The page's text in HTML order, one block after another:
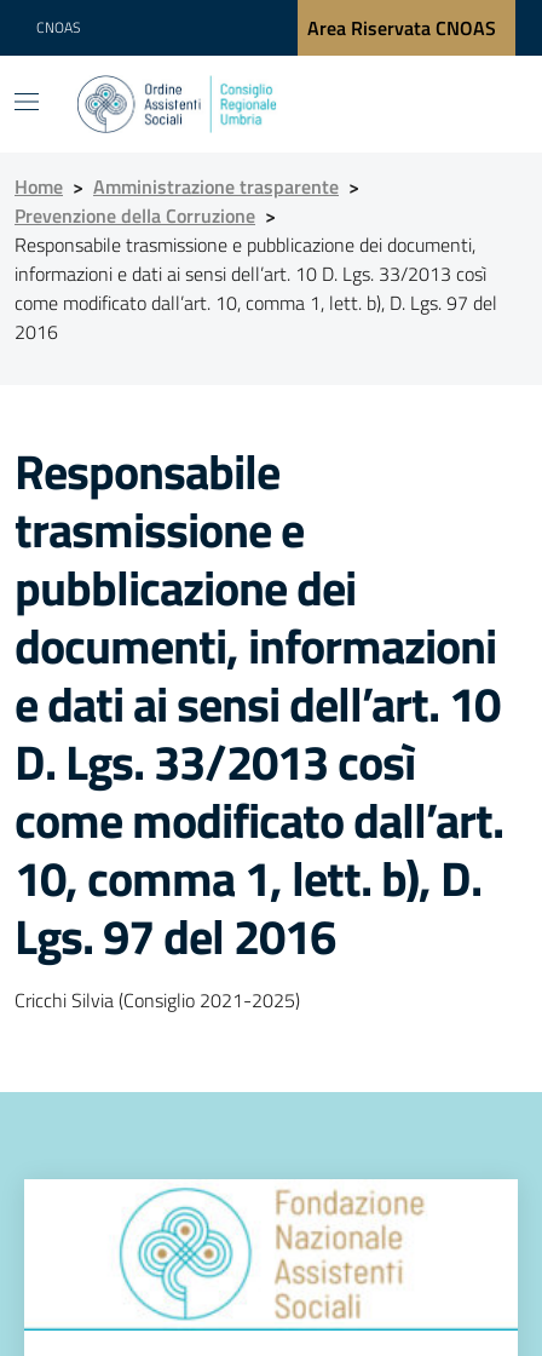
CNOAS Area Riservata CNOAS
Home > Amministrazione trasparente >
Prevenzione della Corruzione >
Responsabile trasmissione e pubblicazione dei documenti,
informazioni e dati ai sensi dell’art. 10 D. Lgs. 33/2013 così
come modificato dall’art. 10, comma 1, lett. b), D. Lgs. 97 del
2016
Responsabile
trasmissione e
pubblicazione dei
documenti, informazioni
e dati ai sensi dell’art. 10
D. Lgs. 33/2013 così
come modificato dall’art.
10, comma 1, lett. b), D.
Lgs. 97 del 2016
Cricchi Silvia (Consiglio 2021-2025)